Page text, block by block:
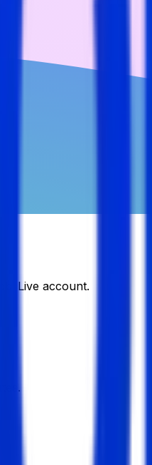
account.